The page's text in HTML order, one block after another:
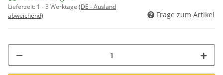
Lieferzeit: 1 - 3 Werktage (DE - Ausland
abweichend)
Frage zum Artikel